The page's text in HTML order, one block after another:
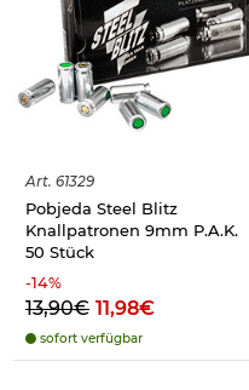
Art. 61329
Pobjeda Steel Blitz
Knallpatronen 9mm P.A.K.
50 Stück
-14%
13,90€ 11,98€
sofort verfügbar